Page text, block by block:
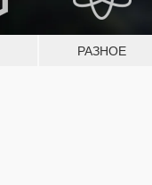
РАЗНОЕ